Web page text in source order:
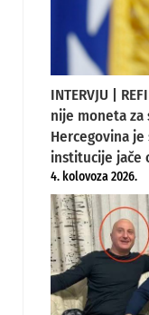
INTERVJU |
nije moneta za
Hercegovina
institucije jače
4. kolovoza 2026.